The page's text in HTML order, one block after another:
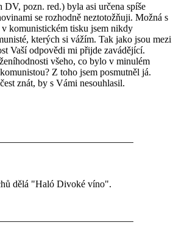
pozn. red.) byla asi určena spíše
se rozhodně neztotožňuji. Možná s
komunistickém tisku jsem nikdy
kterých si vážím. Tak jako jsou mezi
Vaší odpovědi mi přijde zavádějící.
všeho, co bylo v minulém
Z toho jsem posmutněl já.
znát, by s Vámi nesouhlasil.
dělá "Haló Divoké víno".